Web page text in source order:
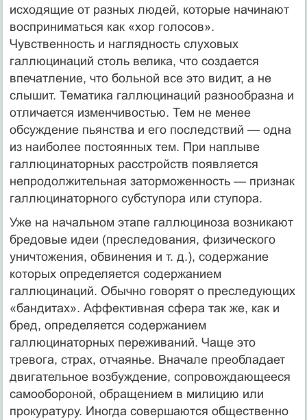
исходящие от разных людей, которые начинают
восприниматься как «хор голо­сов».
Чувственность и наглядность слуховых
галлюцинаций столь велика, что создается
впечатление, что больной все это видит, а не
слышит. Тематика галлюцинаций разнооб­разна и
отличается изменчивостью. Тем не менее
обсуждение пьянства и его послед­ствий — одна
из наиболее постоянных тем. При наплыве
галлюцинаторных расстройств появляется
непродолжительная заторможенность — признак
галлюцинаторного суб­ступора или ступора.
Уже на начальном этапе галлюциноза возникают
бредовые идеи (преследования, физического
уничтожения, обвинения и т. д.), содержание
которых определяется содер­жанием
галлюцинаций. Обычно говорят о преследующих
«бандитах». Аффективная сфера так же, как и
бред, определяется содержанием
галлюцинаторных переживаний. Чаще это
тревога, страх, отчаянье. Вначале преобладает
двигательное возбуждение, сопровожда­ющееся
самообороной, обращением в милицию или
прокуратуру. Иногда совершают­ся общественно